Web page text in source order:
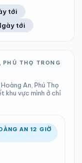
mưa
hPa
mưa
gió
mưa
tới
tới
THỌ TRONG
An, Phú Thọ
khu vực mình ở chỉ
AN 12 GIỜ